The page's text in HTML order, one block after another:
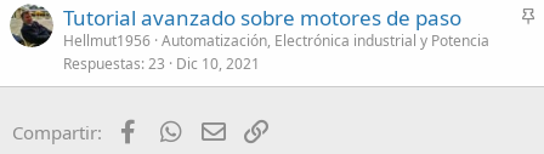
dA
l
Tutorial avanzado sobre motores de paso
Hellmut1956 Automatización, Electrónica industrial y Potencia
Respuestas 23 Dic 10, 2021
Compartir: FacebookWhatsApp
Email